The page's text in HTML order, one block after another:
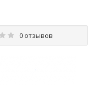
0 отзывов